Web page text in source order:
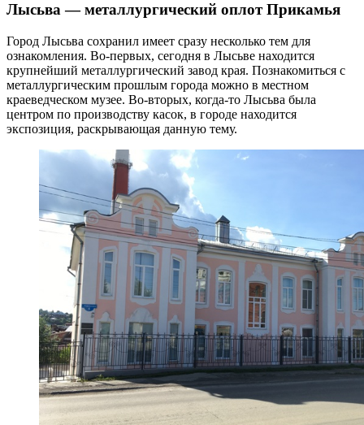
Лысьва — металлургический оплот Прикамья
Город Лысьва сохранил имеет сразу несколько тем для
ознакомления. Во-первых, сегодня в Лысьве находится
крупнейший металлургический завод края. Познакомиться с
металлургическим прошлым города можно в местном
краеведческом музее. Во-вторых, когда-то Лысьва была
центром по производству касок, в городе находится
экспозиция, раскрывающая данную тему.